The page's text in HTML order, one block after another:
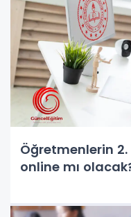
Öğretmenlerin
online mı